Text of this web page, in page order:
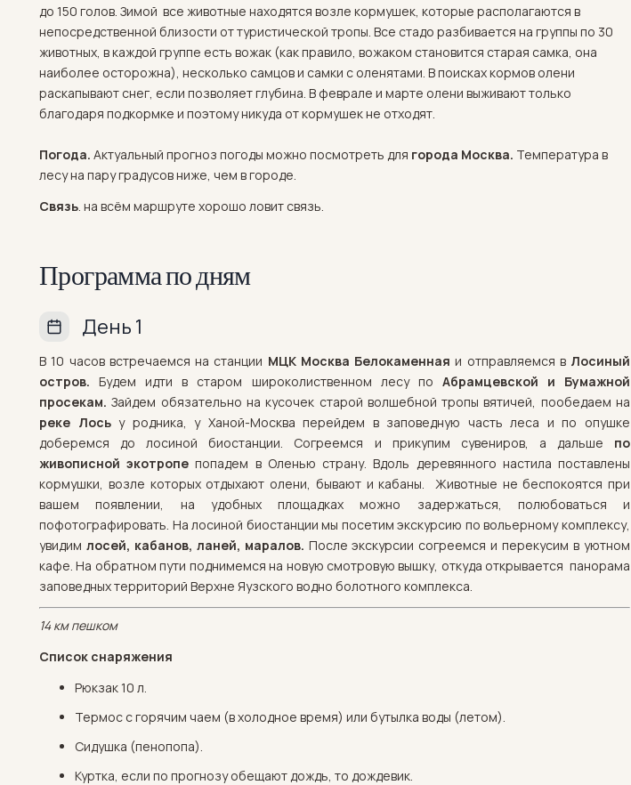
до 150 голов. Зимой все животные находятся возле кормушек, которые располагаются в
непосредственной близости от туристической тропы. Все стадо разбивается на группы по 30
животных, в каждой группе есть вожак (как правило, вожаком становится старая самка, она
наиболее осторожна), несколько самцов и самки с оленятами. В поисках кормов олени
раскапывают снег, если позволяет глубина. В феврале и марте олени выживают только
благодаря подкормке и поэтому никуда от кормушек не отходят.
Погода. Актуальный прогноз погоды можно посмотреть для города Москва. Температура в
лесу на пару градусов ниже, чем в городе.
Связь. на всём маршруте хорошо ловит связь.
Программа по дням
День 1
В 10 часов встречаемся на станции МЦК Москва Белокаменная и отправляемся в Лосиный
остров. Будем идти в старом широколиственном лесу по Абрамцевской и Бумажной
просекам. Зайдем обязательно на кусочек старой волшебной тропы вятичей, пообедаем на
реке Лосьу родника, у Ханой-Москва перейдем в заповедную часть леса и по опушке
доберемся до лосиной биостанции. Согреемся и прикупим сувениров, а дальше по
живописной экотропепопадем в Оленью страну. Вдоль деревянного настила поставлены
кормушки, возле которых отдыхают олени, бывают и кабаны. Животные не беспокоятся при
вашем появлении, на удобных площадках можно задержаться, полюбоваться и
пофотографировать. На лосиной биостанции мы посетим экскурсию по вольерному комплексу,
увидим лосей, кабанов, ланей, маралов. После экскурсии согреемся и перекусим в уютном
кафе. На обратном пути поднимемся на новую смотровую вышку, откуда открывается панорама
заповедных территорий Верхне Яузского водно болотного комплекса.
14 км пешком
Список снаряжения
Рюкзак 10 л.
Термос с горячим чаем (в холодное время) или бутылка воды (летом).
Сидушка (пенопопа).
Куртка, если по прогнозу обещают дождь, то дождевик.